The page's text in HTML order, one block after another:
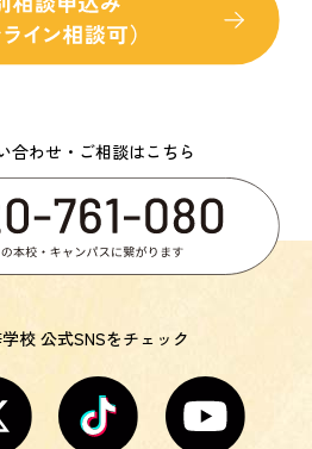
合わせ・ご相談はこちら
校 公式SNSをチェック